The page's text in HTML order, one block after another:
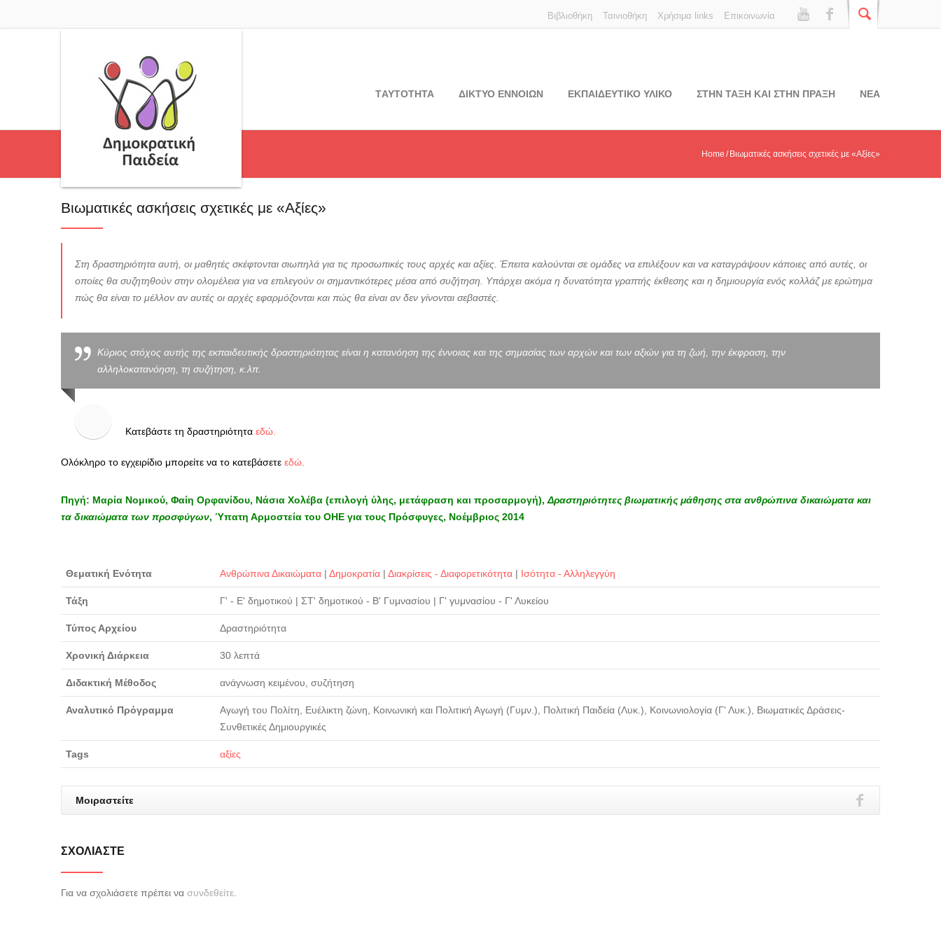
Επικοινωνία
Χρήσιμα links
Ταινιοθήκη
Βιβλιοθήκη
TΑΥΤΟΤΗΤΑ ΔΙΚΤΥΟ ΕΝΝΟΙΩΝ ΕΚΠΑΙΔΕΥΤΙΚΟ ΥΛΙΚΟ ΣΤΗΝ ΤΑΞΗ ΚΑΙ ΣΤΗΝ ΠΡΑΞΗ ΝΕΑ
Home Βιωματικές ασκήσεις σχετικές με «Αξίες»
Βιωματικές ασκήσεις σχετικές με «Αξίες»
Στη δραστηριότητα αυτή, οι μαθητές σκέφτονται σιωπηλά για τις προσωπικές τους αρχές και αξίες. Έπειτα καλούνται σε ομάδες να επιλέξουν και να καταγράψουν κάποιες από αυτές, οι
οποίες θα συζητηθούν στην ολομέλεια για να επιλεγούν οι σημαντικότερες μέσα από συζήτηση. Υπάρχει ακόμα η δυνατότητα γραπτής έκθεσης και η δημιουργία ενός κολλάζ με ερώτημα
πώς θα είναι το μέλλον αν αυτές οι αρχές εφαρμόζονται και πώς θα είναι αν δεν γίνονται σεβαστές.
Κύριος στόχος αυτής της εκπαιδευτικής δραστηριότητας είναι η κατανόηση της έννοιας και της σημασίας των αρχών και των αξιών για τη ζωή, την έκφραση, την
αλληλοκατανόηση, τη συζήτηση, κ.λπ.
Κατεβάστε τη δραστηριότητα εδώ.
Ολόκληρο το εγχειρίδιο μπορείτε να το κατεβάσετε εδώ
Πηγή: Μαρία Νομικού, Φαίη Ορφανίδου, Νάσια Χολέβα (επιλογή ύλης, μετάφραση και προσαρμογή),Δραστηριότητες βιωματικής μάθησης στα ανθρώπινα δικαιώματα και
τα δικαιώματα των προσφύγων, Ύπατη Αρμοστεία του ΟΗΕ για τους Πρόσφυγες, Νοέμβριος 2014
Θεματική Ενότητα Ανθρώπινα Δικαιώματα | Δημοκρατία | Διακρίσεις - Διαφορετικότητα | Ισότητα - Αλληλεγγύη
Τάξη Γ' - Ε' δημοτικού | ΣΤ' δημοτικού - Β' Γυμνασίου | Γ' γυμνασίου - Γ' Λυκείου
Τύπος Αρχείου Δραστηριότητα
Χρονική Διάρκεια 30 λεπτά
Διδακτική Μέθοδος ανάγνωση κειμένου, συζήτηση
Αναλυτικό Πρόγραμμα
Αγωγή του Πολίτη, Ευέλικτη ζώνη, Κοινωνική και Πολιτική Αγωγή (Γυμν.), Πολιτική Παιδεία (Λυκ.), Κοινωνιολογία (Γ' Λυκ.), Βιωματικές Δράσεις-
Συνθετικές Δημιουργικές
Tags αξίες
Μοιραστείτε
ΣΧΟΛΙΆΣΤΕ
Για να σχολιάσετε πρέπει να συνδεθείτε